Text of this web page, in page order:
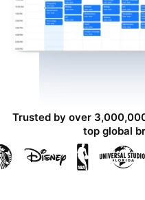
Trusted by over
top global